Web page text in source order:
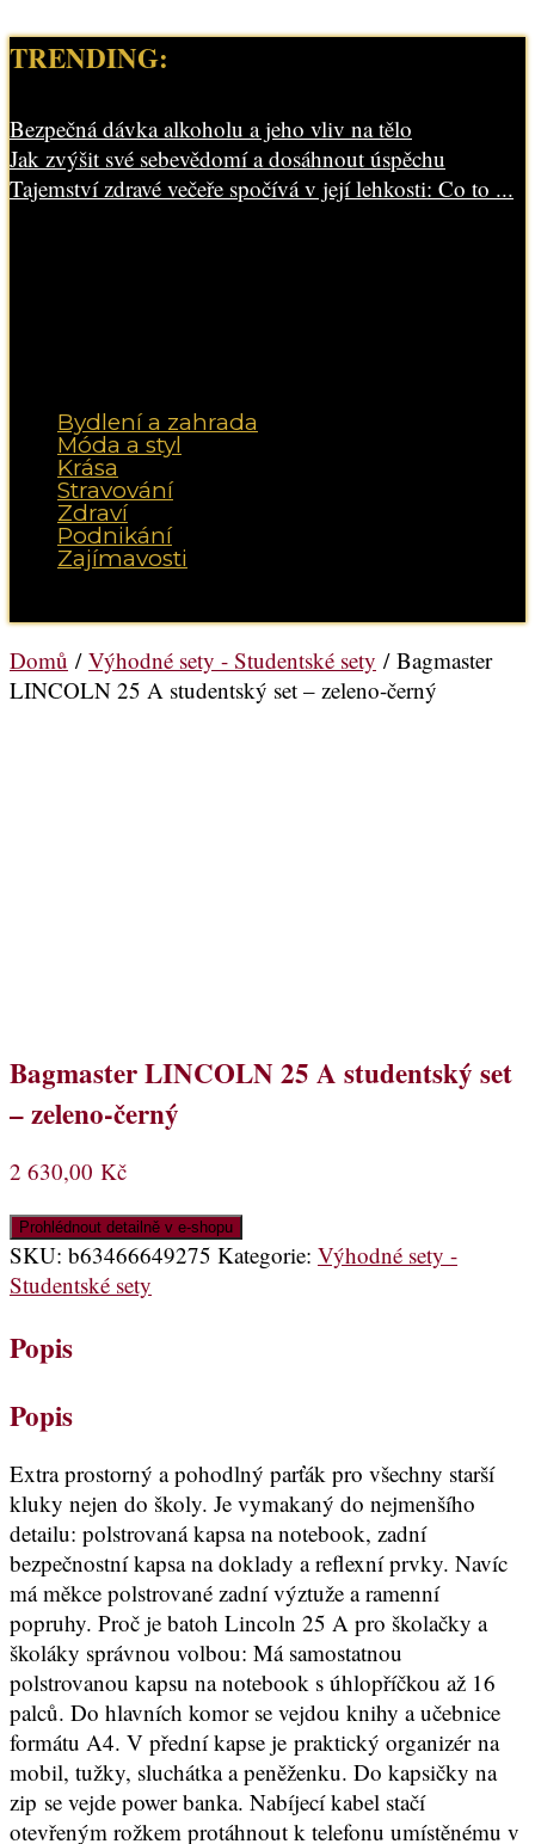
TRENDING:
Bezpečná dávka alkoholu a jeho vliv na tělo
Jak zvýšit své sebevědomí a dosáhnout úspěchu
Tajemství zdravé večeře spočívá v její lehkosti: Co to ...
Bydlení a zahrada
Móda a styl
Krása
Stravování
Zdraví
Podnikání
Zajímavosti
Domů / Výhodné sety - Studentské sety / Bagmaster
LINCOLN 25 A studentský set – zeleno-černý
Bagmaster LINCOLN 25 A studentský set
– zeleno-černý
2 630,00 Kč
Prohlédnout detailně v e-shopu
SKU: b63466649275 Kategorie: Výhodné sety -
Studentské sety
Popis
Popis
Extra prostorný a pohodlný parťák pro všechny starší
kluky nejen do školy. Je vymakaný do nejmenšího
detailu: polstrovaná kapsa na notebook, zadní
bezpečnostní kapsa na doklady a reflexní prvky. Navíc
má měkce polstrované zadní výztuže a ramenní
popruhy. Proč je batoh Lincoln 25 A pro školačky a
školáky správnou volbou: Má samostatnou
polstrovanou kapsu na notebook s úhlopříčkou až 16
palců. Do hlavních komor se vejdou knihy a učebnice
formátu A4. V přední kapse je praktický organizér na
mobil, tužky, sluchátka a peněženku. Do kapsičky na
zip se vejde power banka. Nabíjecí kabel stačí
otevřeným rožkem protáhnout k telefonu umístěnému v